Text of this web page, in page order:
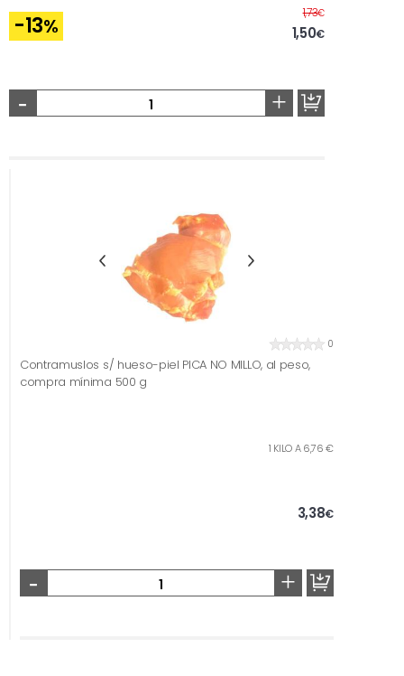
-13%
1,73€Antes
1,50€
- +
0
Contramuslos s/ hueso-piel PICA NO MILLO, al peso,
compra mínima 500 g
1 KILO A 6,76 €
3,38€
- +